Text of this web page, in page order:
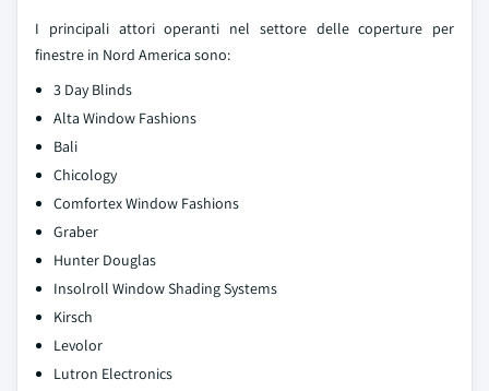
I principali attori operanti nel settore delle coperture per
finestre in Nord America sono:
3 Day Blinds
Alta Window Fashions
Bali
Chicology
Comfortex Window Fashions
Graber
Hunter Douglas
Insolroll Window Shading Systems
Kirsch
Levolor
Lutron Electronics